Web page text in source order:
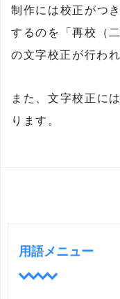
制作には校正がつ
するのを「再校（
の文字校正が行われ
また、文字校正に
ります。
用語メニュー